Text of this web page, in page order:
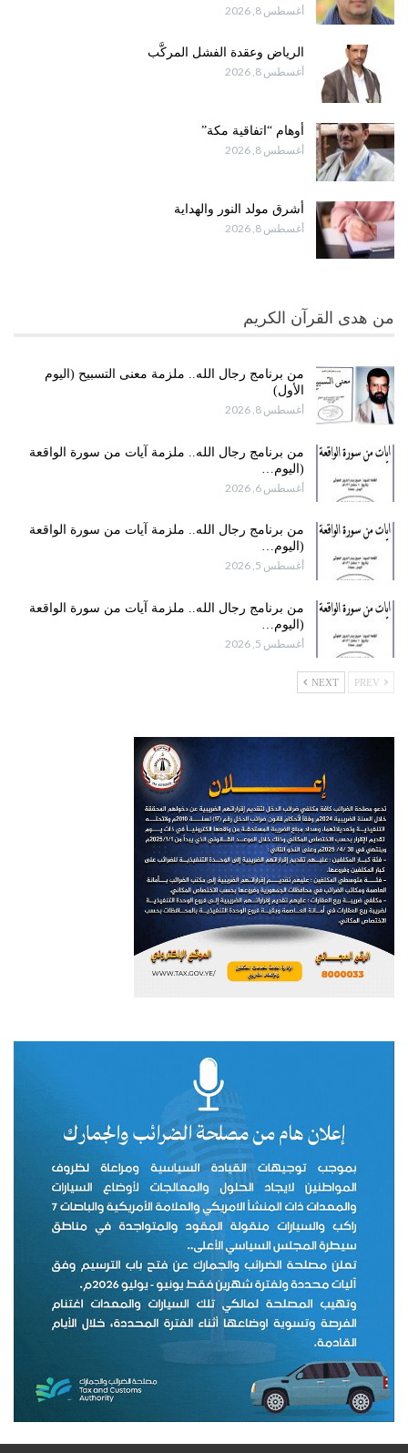
أغسطس 8, 2026
الرياض وعقدة الفشل المركَّب
أغسطس 8, 2026
أوهام “اتفاقية مكة”
أغسطس 8, 2026
أشرق مولد النور والهداية
أغسطس 8, 2026
من هدى القرآن الكريم
من برنامج رجال الله.. ملزمة معنى التسبيح (اليوم
الأول)
أغسطس 8, 2026
من برنامج رجال الله.. ملزمة آيات من سورة الواقعة
(اليوم…
أغسطس 6, 2026
من برنامج رجال الله.. ملزمة آيات من سورة الواقعة
(اليوم…
أغسطس 5, 2026
من برنامج رجال الله.. ملزمة آيات من سورة الواقعة
(اليوم…
أغسطس 5, 2026
NEXT